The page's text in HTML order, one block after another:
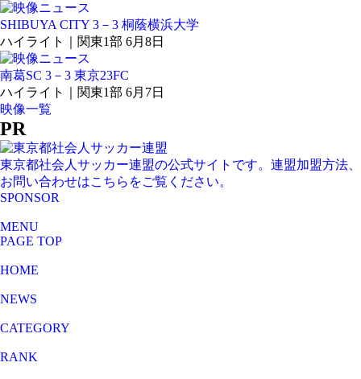
SHIBUYA CITY 3－3 桐蔭横浜大学
ハイライト｜関東1部 6月8日
南葛SC 3－3 東京23FC
ハイライト｜関東1部 6月7日
映像一覧
PR
東京都社会人サッカー連盟の公式サイトです。連盟加盟方法、
お問い合わせはこちらをご覧ください。
SPONSOR
MENU
PAGE TOP
HOME
NEWS
CATEGORY
RANK